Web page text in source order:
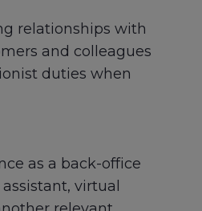
relationships with
and colleagues
duties when
as a back-office
virtual